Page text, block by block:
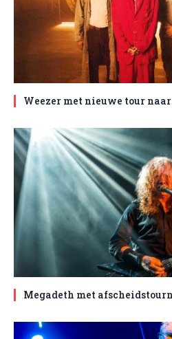
Weezer met nieuwe tour
Megadeth met